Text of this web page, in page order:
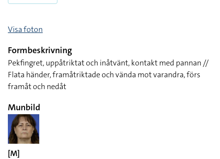
Visa foton
Formbeskrivning
Pekfingret, uppåtriktat och inåtvänt, kontakt med pannan //
Flata händer, framåtriktade och vända mot varandra, förs
framåt och nedåt
Munbild
[M]